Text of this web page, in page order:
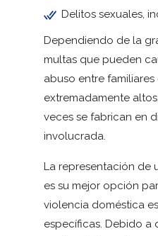
Delitos sexuales,
Dependiendo de la
multas que pueden
abuso entre
extremadamente
veces se fabrican en
involucrada.
La representación de
es su mejor opción
violencia doméstica
específicas. Debido a